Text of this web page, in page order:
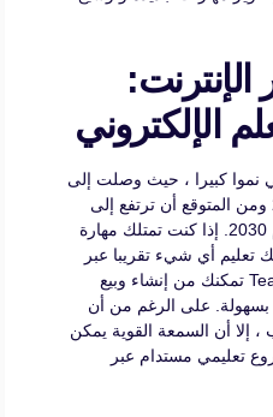
الإنترنت:
الإلكتروني
نموا كبيرا ، حيث وصلت إلى
197 مليار دولار في عام 2020 ومن المتوقع أن ترتفع إلى
840.11 مليار دولار بحلول عام 2030. إذا كنت تمتلك مهارة
تعليم أي شيء تقريبا عبر
الإنترنت. منصات مثل Teachable تمكنك من إنشاء وبيع
بسهولة. على الرغم من أن
إلا أن السمعة القوية يمكن
تعليمي مستدام عبر